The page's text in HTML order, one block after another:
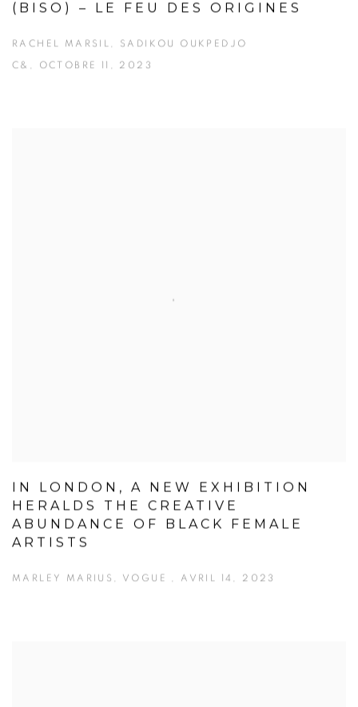
(BISO) – LE FEU DES ORIGINES
RACHEL MARSIL, SADIKOU OUKPEDJO
C&, OCTOBRE 11, 2023
IN LONDON, A NEW EXHIBITION
HERALDS THE CREATIVE
ABUNDANCE OF BLACK FEMALE
ARTISTS
MARLEY MARIUS, VOGUE , AVRIL 14, 2023